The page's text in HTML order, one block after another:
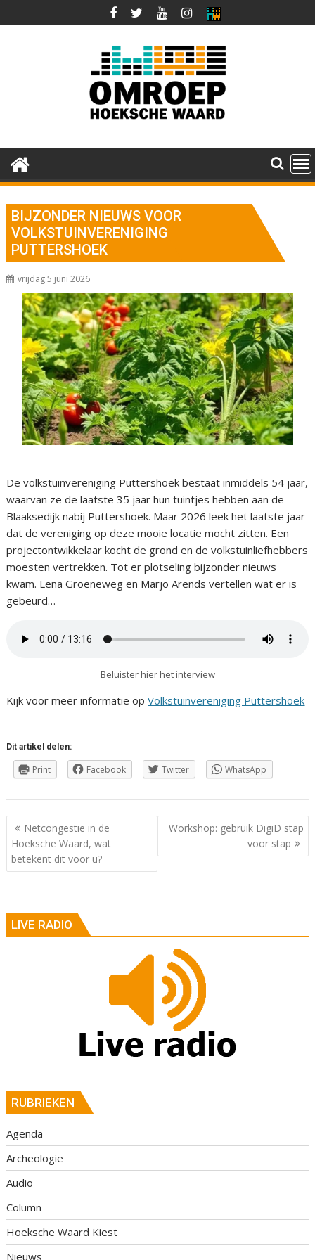
naar
BIJZONDER NIEUWS VOOR
VOLKSTUINVERENIGING
PUTTERSHOEK
vrijdag 5 juni 2026
De volkstuinvereniging Puttershoek bestaat inmiddels 54 jaar,
waarvan ze de laatste 35 jaar hun tuintjes hebben aan de
Blaaksedijk nabij Puttershoek. Maar 2026 leek het laatste jaar
dat de vereniging op deze mooie locatie mocht zitten. Een
projectontwikkelaar kocht de grond en de volkstuinliefhebbers
moesten vertrekken. Tot er plotseling bijzonder nieuws
kwam. Lena Groeneweg en Marjo Arends vertellen wat er is
gebeurd…
Beluister hier het interview
Kijk voor meer informatie opVolkstuinvereniging Puttershoek
Dit artikel delen:
Print Facebook Twitter WhatsApp
Berichtnavigatie
Netcongestie in de
Hoeksche Waard, wat
betekent dit voor u?
Workshop: gebruik DigiD stap
voor stap
LIVE RADIO
RUBRIEKEN
Agenda
Archeologie
Audio
Column
Hoeksche Waard Kiest
Nieuws